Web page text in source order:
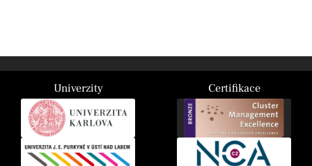
Univerzity Certifikace